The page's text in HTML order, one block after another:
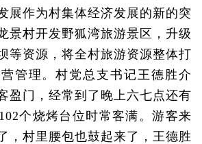
展作为村集体经济发展的新的突
景村开发野狐湾旅游景区，升级
等资源，将全村旅游资源整体打
管理。村党总支书记王德胜介
盈门，经常到了晚上六七点还有
个烧烤台位时常客满。游客来
，村里腰包也鼓起来了，王德胜